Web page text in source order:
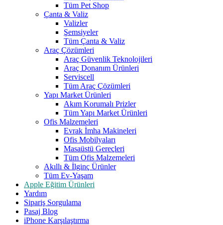
Tüm Pet Shop
Çanta & Valiz
Valizler
Şemsiyeler
Tüm Çanta & Valiz
Araç Çözümleri
Araç Güvenlik Teknolojileri
Araç Donanım Ürünleri
Serviscell
Tüm Araç Çözümleri
Yapı Market Ürünleri
Akım Korumalı Prizler
Tüm Yapı Market Ürünleri
Ofis Malzemeleri
Evrak İmha Makineleri
Ofis Mobilyaları
Masaüstü Gereçleri
Tüm Ofis Malzemeleri
Akıllı & İlginç Ürünler
Tüm Ev-Yaşam
Apple Eğitim Ürünleri
Yardım
Sipariş Sorgulama
Pasaj Blog
iPhone Karşılaştırma